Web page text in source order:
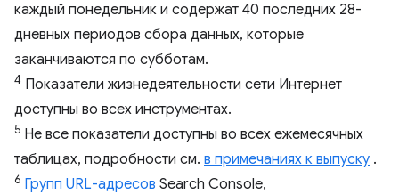
каждый понедельник и содержат 40 последних 28-
дневных периодов сбора данных, которые
заканчиваются по субботам.
4 Показатели жизнедеятельности сети Интернет
доступны во всех инструментах.
5 Не все показатели доступны во всех ежемесячных
таблицах, подробности см. в примечаниях к выпуску .
6 Групп URL-адресов Search Console,